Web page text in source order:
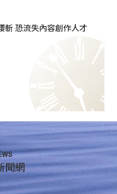
斬 恐流失內容創作人才
聞網